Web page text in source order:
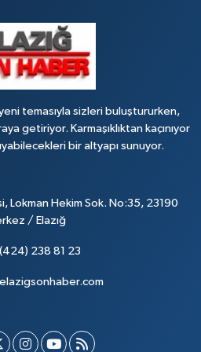
temasıyla sizleri buluştururken,
getiriyor. Karmaşıklıktan kaçınıyor
bir altyapı sunuyor.
Lokman Hekim Sok. No:35, 23190
/ Elazığ
238 81 23